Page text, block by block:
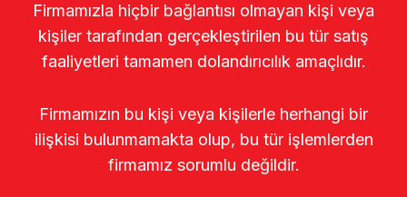
Firmamızla hiçbir bağlantısı olmayan kişi veya
kişiler tarafından gerçekleştirilen bu tür satış
faaliyetleri tamamen dolandırıcılık amaçlıdır.
Firmamızın bu kişi veya kişilerle herhangi bir
ilişkisi bulunmamakta olup, bu tür işlemlerden
firmamız sorumlu değildir.